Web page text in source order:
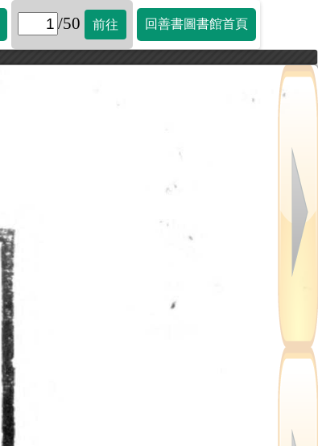
/50 前往 回善書圖書館首頁